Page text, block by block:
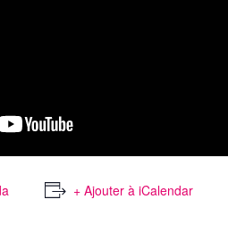
+ Ajouter à iCalendar